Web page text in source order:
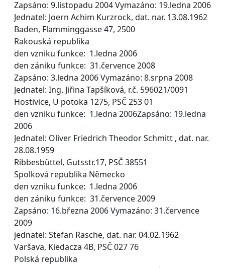
Zapsáno: 9.listopadu 2004 Vymazáno: 19.ledna 2006
Jednatel: Joern Achim Kurzrock, dat. nar. 13.08.1962
Baden, Flamminggasse 47, 2500
Rakouská republika
den vzniku funkce: 1.ledna 2006
den zániku funkce: 31.července 2008
Zapsáno: 3.ledna 2006 Vymazáno: 8.srpna 2008
Jednatel: Ing. Jiřina Tapšíková, r.č. 596021/0091
Hostivice, U potoka 1275, PSČ 253 01
den vzniku funkce: 1.ledna 2006Zapsáno: 19.ledna
2006
Jednatel: Oliver Friedrich Theodor Schmitt , dat. nar.
28.08.1959
Ribbesbüttel, Gutsstr.17, PSČ 38551
Spolková republika Německo
den vzniku funkce: 1.ledna 2006
den zániku funkce: 31.července 2009
Zapsáno: 16.března 2006 Vymazáno: 31.července
2009
jednatel: Stefan Rasche, dat. nar. 04.02.1962
Varšava, Kiedacza 4B, PSČ 027 76
Polská republika